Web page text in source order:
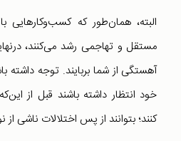
البته، همان‌طور که
مستقل و تهاجمی رشد می‌کنند،
آهستگی از شما بربایند. توجه داشته
خود انتظار داشته باشند قبل از
کنند؛ بتوانند از پس اختلالات ناشی